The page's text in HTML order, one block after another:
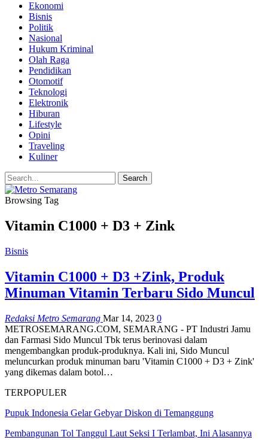
Ekonomi
Bisnis
Politik
Nasional
Hukum Kriminal
Olah Raga
Pendidikan
Otomotif
Teknologi
Elektronik
Hiburan
Lifestyle
Opini
Traveling
Kuliner
Browsing Tag
Vitamin C1000 + D3 + Zink
Bisnis
Vitamin C1000 + D3 +Zink, Produk
Minuman Vitamin Terbaru Sido Muncul
Redaksi Metro Semarang Mar 14, 2023 0
METROSEMARANG.COM, SEMARANG - PT Industri Jamu
dan Farmasi Sido Muncul Tbk terus berinovasi dalam
mengembangkan produk-produknya. Kali ini, Sido Muncul
meluncurkan produk minuman baru 'Vitamin C1000 + D3 + Zink'
yang dikemas dalam botol…
TERPOPULER
Pupuk Indonesia Gelar Gebyar Diskon di Temanggung
Pembangunan Tol Tanggul Laut Seksi I Terlambat, Ini Alasannya